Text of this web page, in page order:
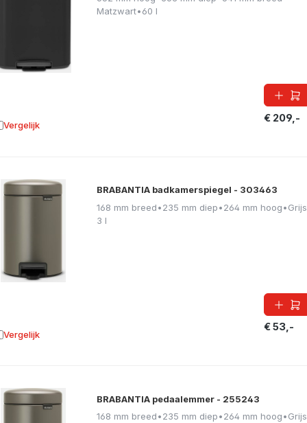
Matzwart•60 l
€ 209,-
Vergelijk aan vergelijking
BRABANTIA badkamerspiegel - 303463
168 mm breed•235 mm diep•264 mm hoog•Grijs
3 l
€ 53,-
Vergelijk aan vergelijking
BRABANTIA pedaalemmer - 255243
168 mm breed•235 mm diep•264 mm hoog•Grijs